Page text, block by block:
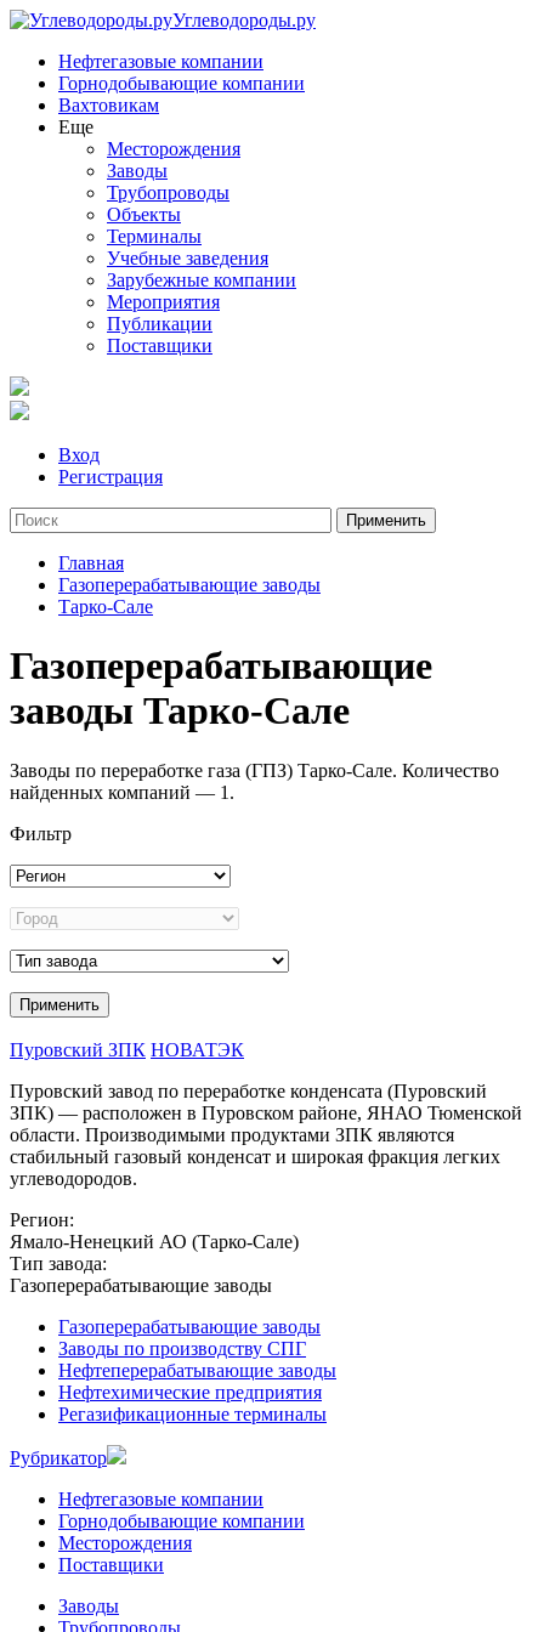
Углеводороды.ру
Нефтегазовые компании
Горнодобывающие компании
Вахтовикам
Еще
Месторождения
Заводы
Трубопроводы
Объекты
Терминалы
Учебные заведения
Зарубежные компании
Мероприятия
Публикации
Поставщики
Вход
Регистрация
Главная
Газоперерабатывающие заводы
Тарко-Сале
Газоперерабатывающие
заводы Тарко-Сале
Заводы по переработке газа (ГПЗ) Тарко-Сале. Количество
найденных компаний — 1.
Фильтр
Пуровский ЗПК НОВАТЭК
Пуровский завод по переработке конденсата (Пуровский
ЗПК) — расположен в Пуровском районе, ЯНАО Тюменской
области. Производимыми продуктами ЗПК являются
стабильный газовый конденсат и широкая фракция легких
углеводородов.
Регион:
Ямало-Ненецкий АО (Тарко-Сале)
Тип завода:
Газоперерабатывающие заводы
Газоперерабатывающие заводы
Заводы по производству СПГ
Нефтеперерабатывающие заводы
Нефтехимические предприятия
Регазификационные терминалы
Рубрикатор
Нефтегазовые компании
Горнодобывающие компании
Месторождения
Поставщики
Заводы
Трубопроводы